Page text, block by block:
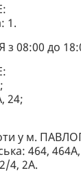
1.
з 08:00 до
24;
у м.
464,
4, 2А.